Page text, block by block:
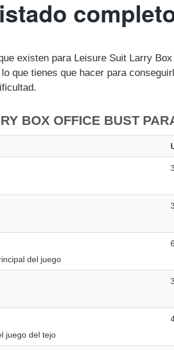
existen para Leisure Suit Larry
que tienes que hacer para
BOX OFFICE BUST
3
3
del juego
6
3
juego del tejo